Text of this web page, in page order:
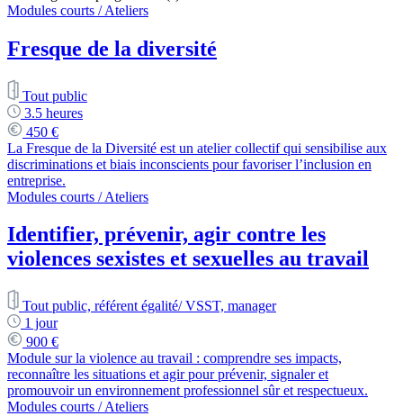
Modules courts / Ateliers
Fresque de la diversité
Tout public
3.5 heures
450 €
La Fresque de la Diversité est un atelier collectif qui sensibilise aux
discriminations et biais inconscients pour favoriser l’inclusion en
entreprise.
Modules courts / Ateliers
Identifier, prévenir, agir contre les
violences sexistes et sexuelles au travail
Tout public, référent égalité/ VSST, manager
1 jour
900 €
Module sur la violence au travail : comprendre ses impacts,
reconnaître les situations et agir pour prévenir, signaler et
promouvoir un environnement professionnel sûr et respectueux.
Modules courts / Ateliers